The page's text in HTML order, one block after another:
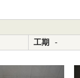
工期 -